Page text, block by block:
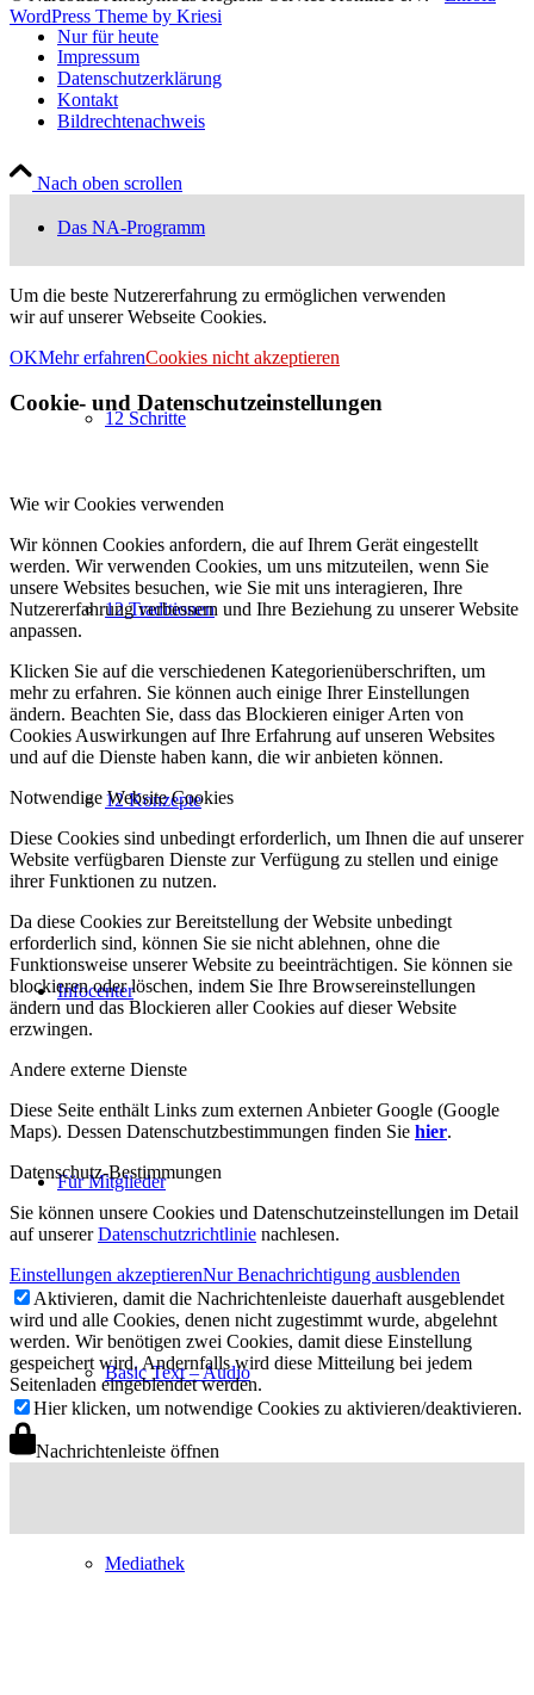
Nur für heute
Das NA-Programm
12 Schritte
12 Traditionen
12 Konzepte
Infocenter
Für Mitglieder
Basic Text – Audio
Mediathek
WordPress Theme by Kriesi
Impressum
Datenschutzerklärung
Kontakt
Bildrechtenachweis
Nach oben scrollen
Um die beste Nutzererfahrung zu ermöglichen verwenden
wir auf unserer Webseite Cookies.
OKMehr erfahrenCookies nicht akzeptieren
Cookie- und Datenschutzeinstellungen
Wie wir Cookies verwenden
Wir können Cookies anfordern, die auf Ihrem Gerät eingestellt
werden. Wir verwenden Cookies, um uns mitzuteilen, wenn Sie
unsere Websites besuchen, wie Sie mit uns interagieren, Ihre
Nutzererfahrung verbessern und Ihre Beziehung zu unserer Website
anpassen.
Klicken Sie auf die verschiedenen Kategorienüberschriften, um
mehr zu erfahren. Sie können auch einige Ihrer Einstellungen
ändern. Beachten Sie, dass das Blockieren einiger Arten von
Cookies Auswirkungen auf Ihre Erfahrung auf unseren Websites
und auf die Dienste haben kann, die wir anbieten können.
Notwendige Website Cookies
Diese Cookies sind unbedingt erforderlich, um Ihnen die auf unserer
Website verfügbaren Dienste zur Verfügung zu stellen und einige
ihrer Funktionen zu nutzen.
Da diese Cookies zur Bereitstellung der Website unbedingt
erforderlich sind, können Sie sie nicht ablehnen, ohne die
Funktionsweise unserer Website zu beeinträchtigen. Sie können sie
blockieren oder löschen, indem Sie Ihre Browsereinstellungen
ändern und das Blockieren aller Cookies auf dieser Website
erzwingen.
Andere externe Dienste
Diese Seite enthält Links zum externen Anbieter Google (Google
Maps). Dessen Datenschutzbestimmungen finden Sie hier.
Datenschutz-Bestimmungen
Sie können unsere Cookies und Datenschutzeinstellungen im Detail
auf unsererDatenschutzrichtlinie nachlesen.
Einstellungen akzeptierenNur Benachrichtigung ausblenden
Aktivieren, damit die Nachrichtenleiste dauerhaft ausgeblendet
wird und alle Cookies, denen nicht zugestimmt wurde, abgelehnt
werden. Wir benötigen zwei Cookies, damit diese Einstellung
gespeichert wird. Andernfalls wird diese Mitteilung bei jedem
Seitenladen eingeblendet werden.
Hier klicken, um notwendige Cookies zu aktivieren/deaktivieren.
Nachrichtenleiste öffnen